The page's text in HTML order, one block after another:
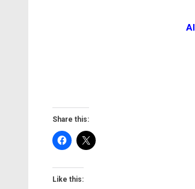
Share this:
Like this: